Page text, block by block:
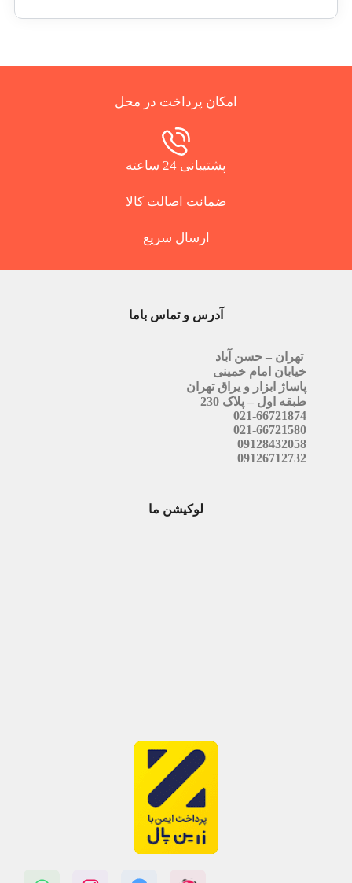
امکان پرداخت در محل
پشتیبانی 24 ساعته
ضمانت اصالت کالا
ارسال سریع
آدرس و تماس باما
تهران – حسن آباد
خیابان امام خمینی
پاساژ ابزار و یراق تهران
طبقه اول – پلاک 230
021-66721874
021-66721580
09128432058
09126712732
لوکیشن ما